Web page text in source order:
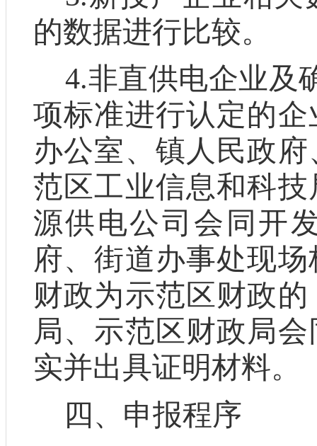
的数据进行比较。
4.非直供电企业及
项标准进行认定的企
办公室、镇人民政
范区工业信息和科
源供电公司 会同 开
府、街道办事处现场
财政为示范区财政
局、示范区财政局会
实并出具证明材料。
四、申报程序